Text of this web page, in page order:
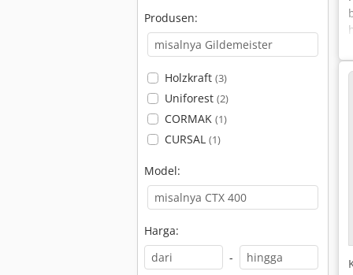
Produsen:
Holzkraft (3)
Uniforest (2)
CORMAK (1)
CURSAL (1)
Model:
Harga:
-